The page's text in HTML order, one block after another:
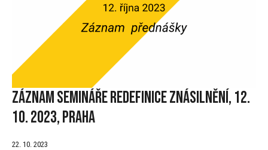
Záznam semináře Redefinice znásilnění, 12.
10. 2023, Praha
22. 10. 2023